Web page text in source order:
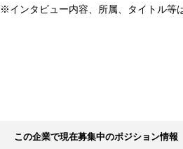
※インタビュー内容、所属、タイトル等
この企業で現在募集中のポジション情報